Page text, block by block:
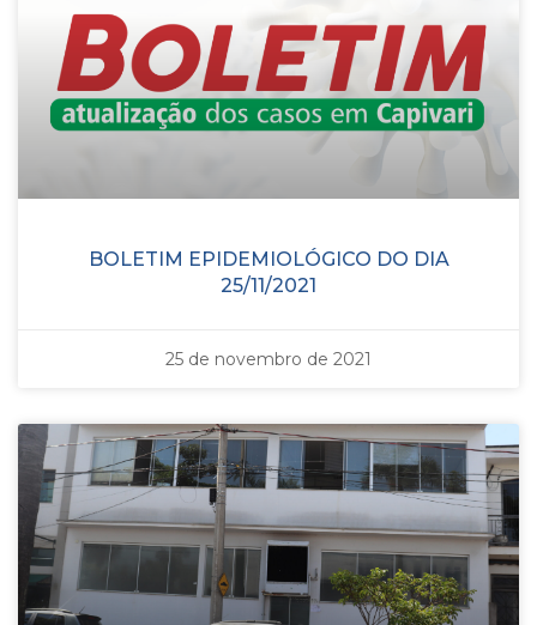
BOLETIM EPIDEMIOLÓGICO DO DIA
25/11/2021
25 de novembro de 2021